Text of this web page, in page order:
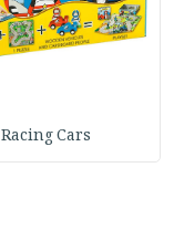
Racing Cars